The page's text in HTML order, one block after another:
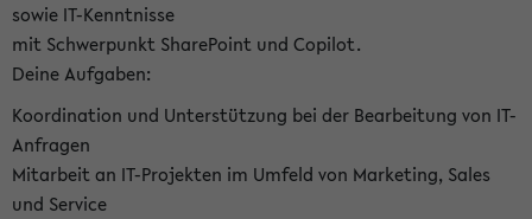
sowie IT-Kenntnisse
mit Schwerpunkt SharePoint und Copilot.
Deine Aufgaben:
Koordination und Unterstützung bei der Bearbeitung von IT-
Anfragen
Mitarbeit an IT-Projekten im Umfeld von Marketing, Sales
und Service